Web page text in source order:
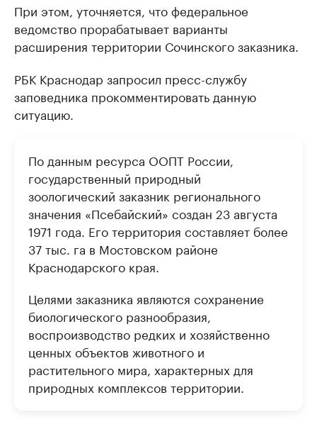
При этом, уточняется, что федеральное
ведомство прорабатывает варианты
расширения территории Сочинского заказника.
РБК Краснодар запросил пресс-службу
заповедника прокомментировать данную
ситуацию.
По данным ресурса ООПТ России,
государственный природный
зоологический заказник регионального
значения «Псебайский» создан 23 августа
1971 года. Его территория составляет более
37 тыс. га в Мостовском районе
Краснодарского края.
Целями заказника являются сохранение
биологического разнообразия,
воспроизводство редких и хозяйственно
ценных объектов животного и
растительного мира, характерных для
природных комплексов территории.